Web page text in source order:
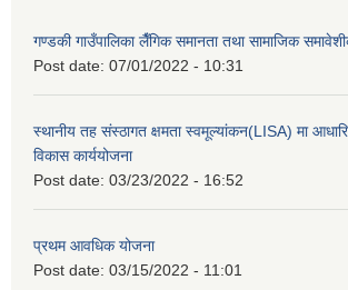
गण्डकी गाउँपालिका लैँगिक समानता तथा सामाजिक
Post date: 07/01/2022 - 10:31
स्थानीय तह संस्ठागत क्षमता स्वमूल्यांकन(LISA) मा
विकास कार्ययोजना
Post date: 03/23/2022 - 16:52
प्रथम आवधिक योजना
Post date: 03/15/2022 - 11:01